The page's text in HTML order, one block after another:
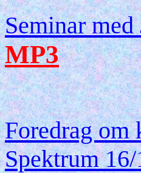
Seminar
MP3
Foredrag
Spektrum